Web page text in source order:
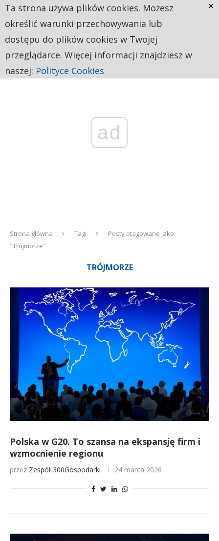
ad
Strona główna Tagi
Posty otagowane jako
"Trójmorze"
TRÓJMORZE
Polska w G20. To szansa na ekspansję firm i
wzmocnienie regionu
przez Zespół 300Gospodarki 24 marca 2026
Ta strona używa plików cookies. Możesz
określić warunki przechowywania lub
dostępu do plików cookies w Twojej
przeglądarce. Więcej informacji znajdziesz w
naszej: Polityce Cookies
×